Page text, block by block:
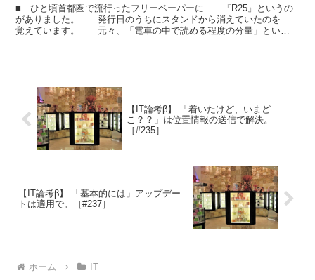
■ ひと頃首都圏で流行ったフリーペーパーに 『R25』というの
がありました。 発行日のうちにスタンドから消えていたのを
覚えています。 元々、「電車の中で読める程度の分量」とい
【IT論考β】 「着いたけど、いまど
こ？？」は位置情報の送信で解決。
［#235］
【IT論考β】 「基本的には」アップデー
トは適用で。［#237］
ホーム IT